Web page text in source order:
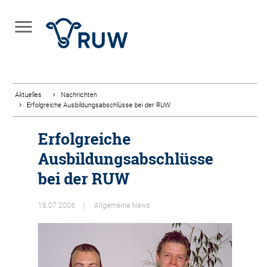
Aktuelles
Nachrichten
Erfolgreiche Ausbildungsabschlüsse bei der RUW
Erfolgreiche
Ausbildungsabschlüsse
bei der RUW
18.07.2006 Allgemeine News